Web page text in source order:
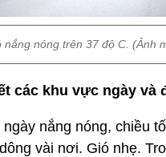
nắng nóng trên 37 độ C. (Ảnh
các khu vực ngày và
nắng nóng, chiều
vài nơi. Gió nhẹ.